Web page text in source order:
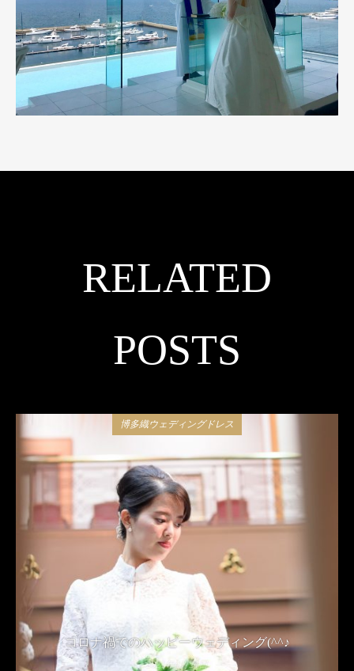
RELATED
POSTS
博多織ウェディングドレス
コロナ禍でのハッピーウェディング(^^♪
2021年4月24日